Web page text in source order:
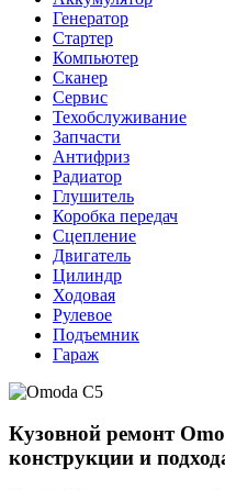
Генератор
Стартер
Компьютер
Сканер
Сервис
Техобслуживание
Запчасти
Антифриз
Радиатор
Глушитель
Коробка передач
Сцепление
Двигатель
Цилиндр
Ходовая
Рулевое
Подъемник
Гараж
Кузовной ремонт
конструкции и